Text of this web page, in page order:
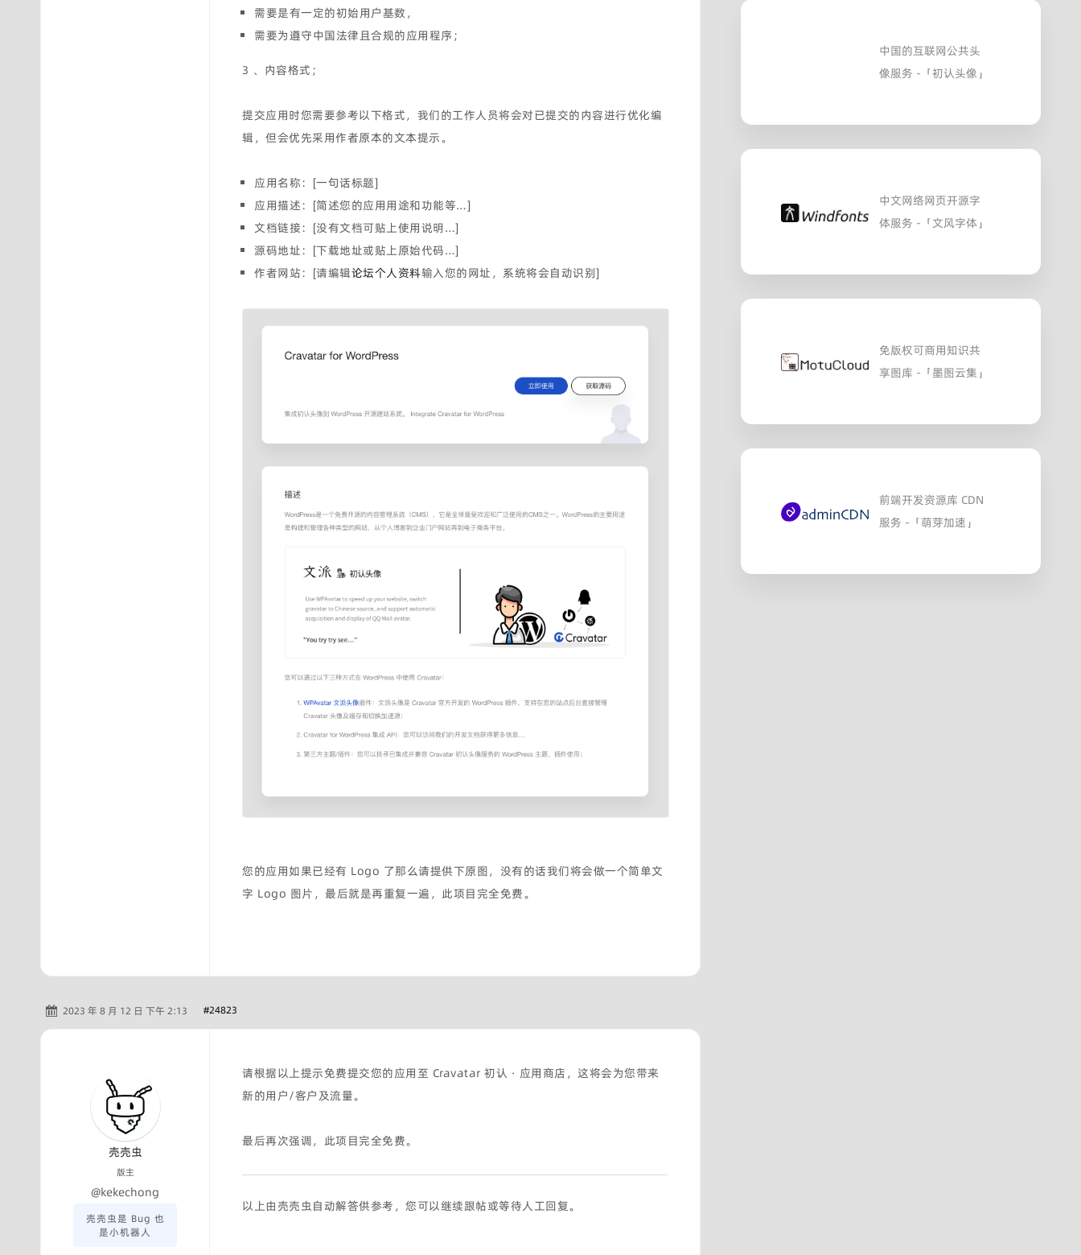
需要是有一定的初始用户基数，
需要为遵守中国法律且合规的应用程序；
3 、内容格式；
提交应用时您需要参考以下格式，我们的工作人员将会对已提交的内容进行优化编
辑，但会优先采用作者原本的文本提示。
应用名称：[一句话标题]
应用描述：[简述您的应用用途和功能等…]
文档链接：[没有文档可贴上使用说明…]
源码地址：[下载地址或贴上原始代码…]
作者网站：[请编辑论坛个人资料输入您的网址，系统将会自动识别]
您的应用如果已经有 Logo 了那么请提供下原图，没有的话我们将会做一个简单文
字 Logo 图片，最后就是再重复一遍，此项目完全免费。
2023 年 8 月 12 日 下午 2:13 #24823
壳壳虫
版主
@kekechong
壳壳虫是 Bug 也
是小机器人
请根据以上提示免费提交您的应用至 Cravatar 初认 · 应用商店，这将会为您带来
新的用户/客户及流量。
最后再次强调，此项目完全免费。
以上由壳壳虫自动解答供参考，您可以继续跟帖或等待人工回复。
中国的互联网公共头
像服务 -「初认头像」
中文网络网页开源字
体服务 -「文风字体」
免版权可商用知识共
享图库 -「墨图云集」
前端开发资源库 CDN
服务 -「萌芽加速」